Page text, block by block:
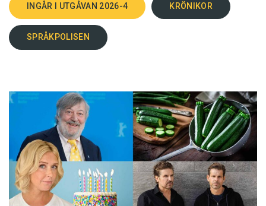
INGÅR I UTGÅVAN 2026-4 KRÖNIKOR
SPRÅKPOLISEN